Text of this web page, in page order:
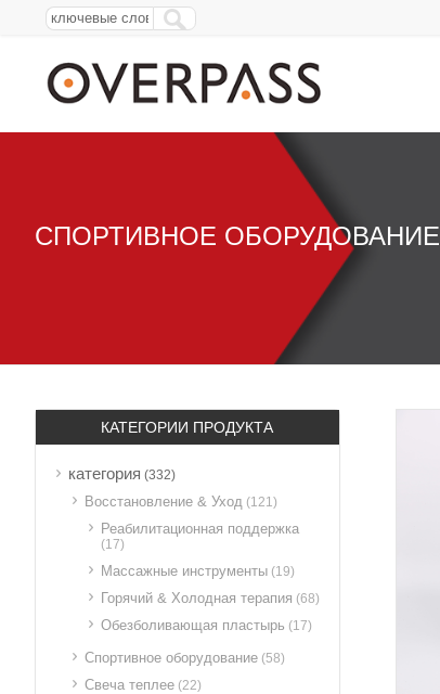
СПОРТИВНОЕ ОБОРУДОВАНИЕ
КАТЕГОРИИ ПРОДУКТА
категория (332)
Восстановление & Уход (121)
Реабилитационная поддержка
(17)
Массажные инструменты (19)
Горячий & Холодная терапия (68)
Обезболивающая пластырь (17)
Спортивное оборудование (58)
Свеча теплее (22)